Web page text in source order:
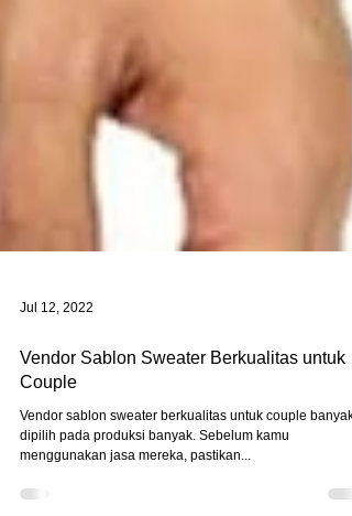
Jul 12, 2022
Vendor Sablon Sweater Berkualitas untuk
Couple
Vendor sablon sweater berkualitas untuk couple banyak